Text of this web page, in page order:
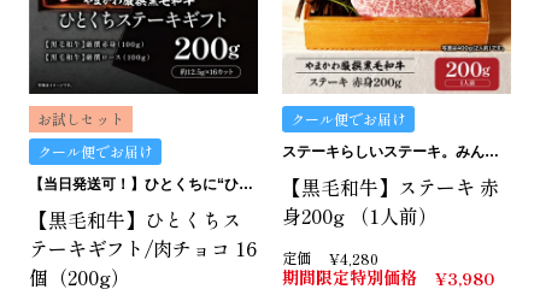
お試しセット
クール便でお届け
【当日発送可！】ひとくちに“ひとくちの贅沢”。ひとくちステーキギフトは、どうです？
【黒毛和牛】ひとくちス
テーキギフト/肉チョコ 16
個（200g）
クール便でお届け
ステーキらしいステーキ。みんなにおすすめの赤身です。
【黒毛和牛】ステーキ 赤
身200g （1人前）
定価 ¥4,280
期間限定特別価格 ¥3,980